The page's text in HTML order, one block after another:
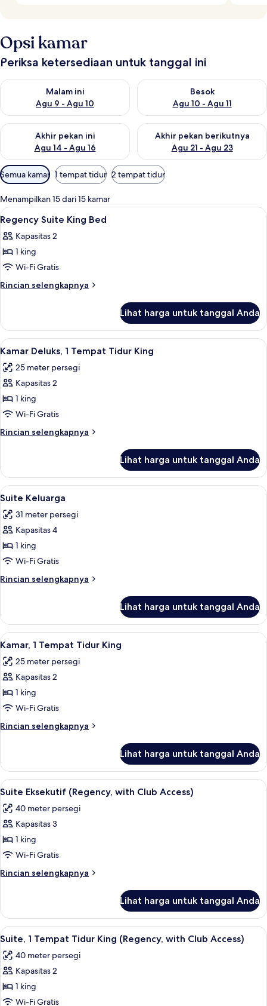
Opsi kamar
Periksa ketersediaan untuk tanggal ini
Malam ini
Agu 9 - Agu 10
Periksa ketersediaan untuk malam ini Agu 9 - Agu 10
Besok
Agu 10 - Agu 11
Periksa ketersediaan untuk
Akhir pekan ini
Agu 14 - Agu 16
Periksa ketersediaan untuk akhir pekan ini Agu 14 - Agu 16
Akhir pekan berikutnya
Agu 21 - Agu 23
Periksa ketersediaan untuk
Filter
tersedia
untuk
kamar
Semua kamar 1 tempat tidur 2 tempat tidur
Menampilkan 15 dari 15 kamar
Lihat
semua
foto
untuk
Regency
Suite
Seprai katun Mesir, seprai antialergi,
12
Regency Suite King Bed
Kapasitas 2
1 king
Wi-Fi Gratis
Rincian selengkapnya
Rincian
Regency
Suite
King
Lihat harga untuk tanggal Anda
Lihat
semua
foto
untuk
Kamar
Deluks,
1
Tempat
King
Seprai katun Mesir, seprai antialergi,
4
Kamar Deluks, 1 Tempat Tidur King
25 meter persegi
Kapasitas 2
1 king
Wi-Fi Gratis
Rincian selengkapnya
Rincian
Kamar
Deluks,
1
Tidur
King
Lihat harga untuk tanggal Anda
Lihat
semua
foto
untuk
Suite
Keluarga
Suite Keluarga | Pemandangan dari
5
Suite Keluarga
31 meter persegi
Kapasitas 4
1 king
Wi-Fi Gratis
Rincian selengkapnya
Rincian
Suite
Keluarga
Lihat harga untuk tanggal Anda
Lihat
semua
foto
untuk
Kamar,
1
Tempat
Tidur
Seprai katun Mesir, seprai antialergi,
2
Kamar, 1 Tempat Tidur King
25 meter persegi
Kapasitas 2
1 king
Wi-Fi Gratis
Rincian selengkapnya
Rincian
Kamar,
Tempat
King
Lihat harga untuk tanggal Anda
Lihat
semua
foto
untuk
Suite
Eksekutif
(Regency,
with
Access)
Suite Eksekutif (Regency, with Club
5
Suite Eksekutif (Regency, with Club Access)
40 meter persegi
Kapasitas 3
1 king
Wi-Fi Gratis
Rincian selengkapnya
Rincian
Suite
Eksekutif
(Regency,
Club
Access)
Lihat harga untuk tanggal Anda
Lihat
semua
foto
untuk
Suite,
1
Suite, 1 Tempat Tidur King
7
Suite, 1 Tempat Tidur King (Regency, with Club Access)
40 meter persegi
Kapasitas 2
1 king
Wi-Fi Gratis